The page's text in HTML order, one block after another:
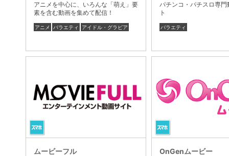
アニメを中心に、いろんな「萌え」要
素を含む動画を集めて配信！
アニメ バラエティ アイドル・グラビア
パチンコ・パチスロ専門
ト
バラエティ
ムービーフル OnGenムービー